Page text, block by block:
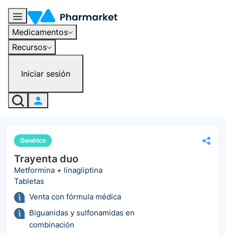
Medicamentos
Recursos
Iniciar sesión
Genérico
Trayenta duo
Metformina + linagliptina
Tabletas
Venta con fórmula médica
Biguanidas y sulfonamidas en
combinación